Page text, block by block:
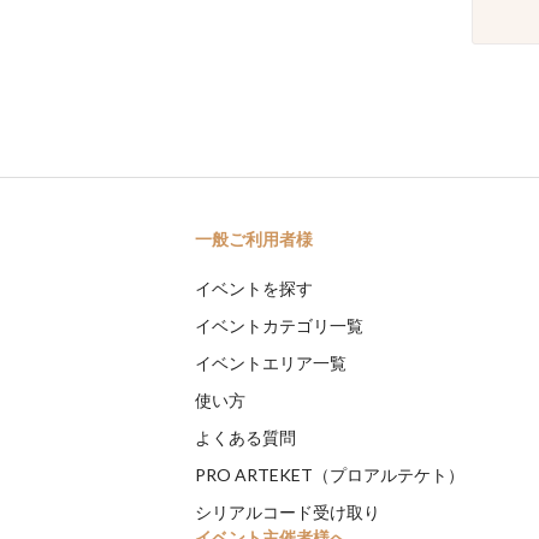
一般ご利用者様
イベントを探す
イベントカテゴリ一覧
イベントエリア一覧
使い方
よくある質問
PRO ARTEKET（プロアルテケト）
シリアルコード受け取り